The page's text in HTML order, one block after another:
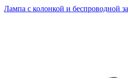
Лампа с колонкой и беспроводной